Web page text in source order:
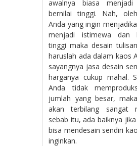
awalnya biasa
bernilai tinggi. Nah,
Anda yang ingin
menjadi istimewa dan
tinggi maka desain
haruslah ada dalam kaos
sayangnya jasa desain
harganya cukup mahal.
Anda tidak
jumlah yang besar,
akan terbilang sangat
sebab itu, ada baiknya
bisa mendesain sendiri
inginkan.